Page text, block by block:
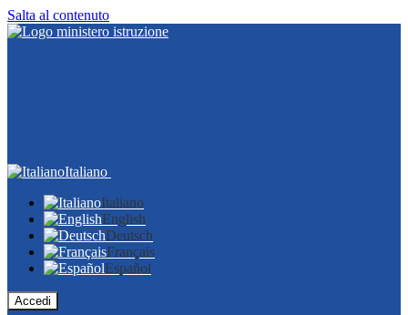
Salta al contenuto
Italiano
Italiano
English
Deutsch
Français
Español
Accedi